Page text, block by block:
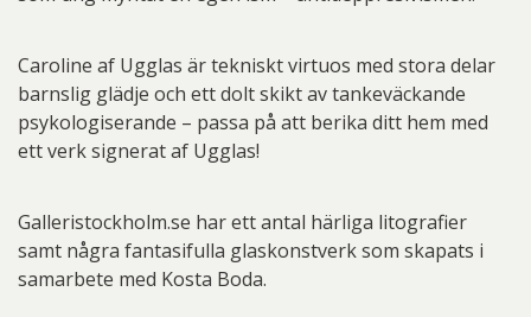
Caroline af Ugglas är tekniskt virtuos med stora delar
barnslig glädje och ett dolt skikt av tankeväckande
psykologiserande – passa på att berika ditt hem med
ett verk signerat af Ugglas!
Galleristockholm.se har ett antal härliga litografier
samt några fantasifulla glaskonstverk som skapats i
samarbete med Kosta Boda.